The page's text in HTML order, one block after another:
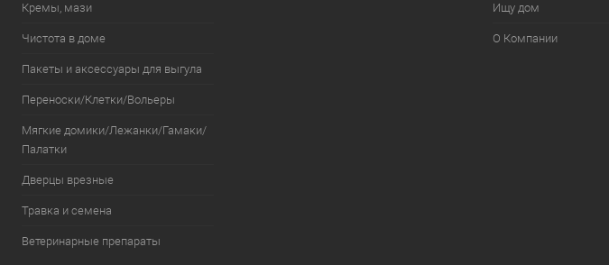
Кремы, мази
Чистота в доме
Пакеты и аксессуары для выгула
Переноски/Клетки/Вольеры
Мягкие домики/Лежанки/Гамаки/
Палатки
Дверцы врезные
Травка и семена
Ветеринарные препараты
Ищу дом
О Компании